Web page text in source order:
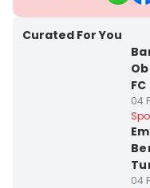
Curated For You
FC
04
04